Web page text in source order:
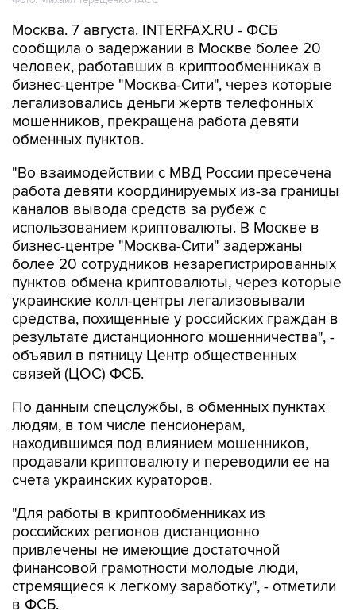
Москва. 7 августа. INTERFAX.RU - ФСБ
сообщила о задержании в Москве более 20
человек, работавших в криптообменниках в
бизнес-центре "Москва-Сити", через которые
легализовались деньги жертв телефонных
мошенников, прекращена работа девяти
обменных пунктов.
"Во взаимодействии с МВД России пресечена
работа девяти координируемых из-за границы
каналов вывода средств за рубеж с
использованием криптовалюты. В Москве в
бизнес-центре "Москва-Сити" задержаны
более 20 сотрудников незарегистрированных
пунктов обмена криптовалюты, через которые
украинские колл-центры легализовывали
средства, похищенные у российских граждан в
результате дистанционного мошенничества", -
объявил в пятницу Центр общественных
связей (ЦОС) ФСБ.
По данным спецслужбы, в обменных пунктах
людям, в том числе пенсионерам,
находившимся под влиянием мошенников,
продавали криптовалюту и переводили ее на
счета украинских кураторов.
"Для работы в криптообменниках из
российских регионов дистанционно
привлечены не имеющие достаточной
финансовой грамотности молодые люди,
стремящиеся к легкому заработку", - отметили
в ФСБ.